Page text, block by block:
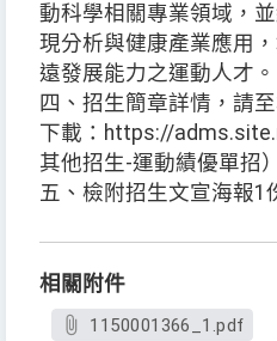
動科學相關專業領域，
現分析與健康產業應用
遠發展能力之運動人才。
四、招生簡章詳情，請
下載：https://
其他招生-運動績優單招
五、檢附招生文宣海報1
相關附件
1150001366_1.pdf